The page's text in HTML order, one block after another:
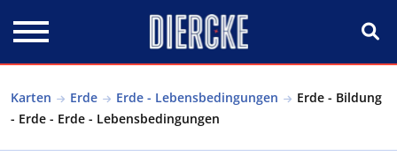
Karten Erde Erde - Lebensbedingungen
Erde - Bildung
- Erde - Erde - Lebensbedingungen